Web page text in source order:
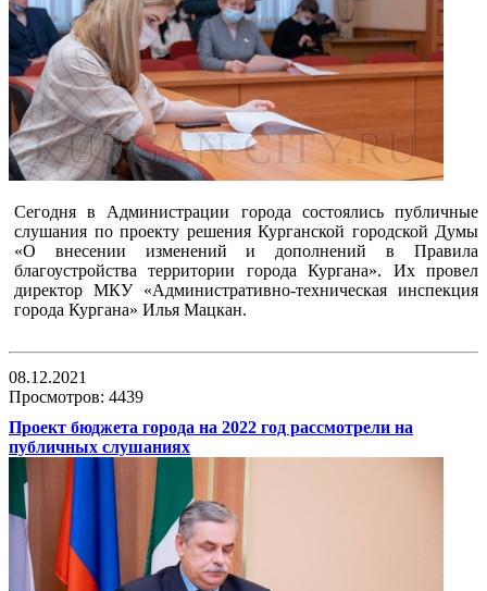
Сегодня в Администрации города состоялись публичные
слушания по проекту решения Курганской городской Думы
«О внесении изменений и дополнений в Правила
благоустройства территории города Кургана». Их провел
директор МКУ «Административно-техническая инспекция
города Кургана» Илья Мацкан.
08.12.2021
Просмотров: 4439
Проект бюджета города на 2022 год рассмотрели на
публичных слушаниях